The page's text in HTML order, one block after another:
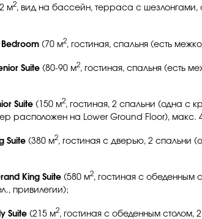
м2, вид на бассейн, терраса с шезлонгами,
Bedroom (70 м2, гостиная, спальня (есть
Suite (80-90 м2, гостиная, спальня (есть
Suite (150 м2, гостиная, 2 спальни (одна с
расположен на Lower Ground Floor), макс.
Suite (380 м2, гостиная с дверью, 2 спальни
King Suite (580 м2, гостиная с обеденным
привилегии);
Suite (215 м2, гостиная с обеденным столом,